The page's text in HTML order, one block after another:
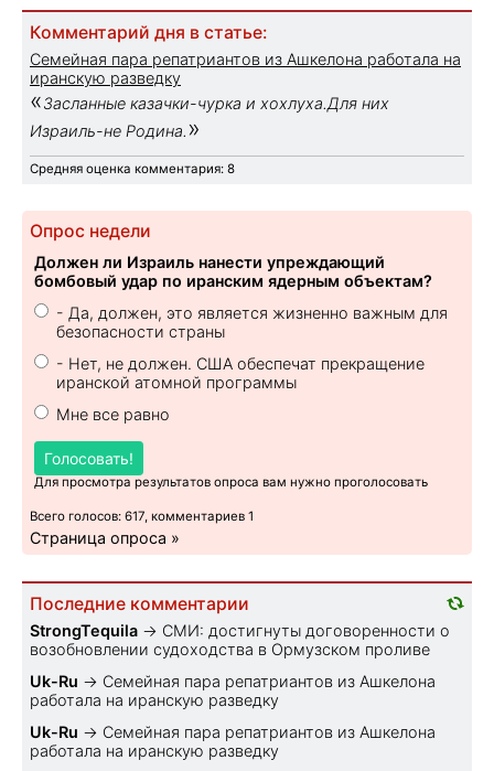
Комментарий дня в статье:
Семейная пара репатриантов из Ашкелона работала на
иранскую разведку
«Засланные казачки-чурка и хохлуха.Для них
Израиль-не Родина. »
Средняя оценка комментария: 8
Опрос недели
Должен ли Израиль нанести упреждающий
бомбовый удар по иранским ядерным объектам?
- Да, должен, это является жизненно важным для
безопасности страны
- Нет, не должен. США обеспечат прекращение
иранской атомной программы
Мне все равно
Голосовать!
Для просмотра результатов опроса вам нужно проголосовать
Всего голосов: 617, комментариев 1
Страница опроса »
Последние комментарии
StrongTequila → СМИ: достигнуты договоренности о
возобновлении судоходства в Ормузском проливе
Uk-Ru → Семейная пара репатриантов из Ашкелона
работала на иранскую разведку
Uk-Ru → Семейная пара репатриантов из Ашкелона
работала на иранскую разведку